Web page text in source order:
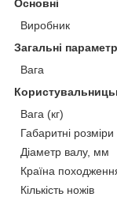
Основні
Виробник
Загальні
Вага
Вага (кг)
Габаритні
Діаметр валу, мм
Країна
Кількість ножів